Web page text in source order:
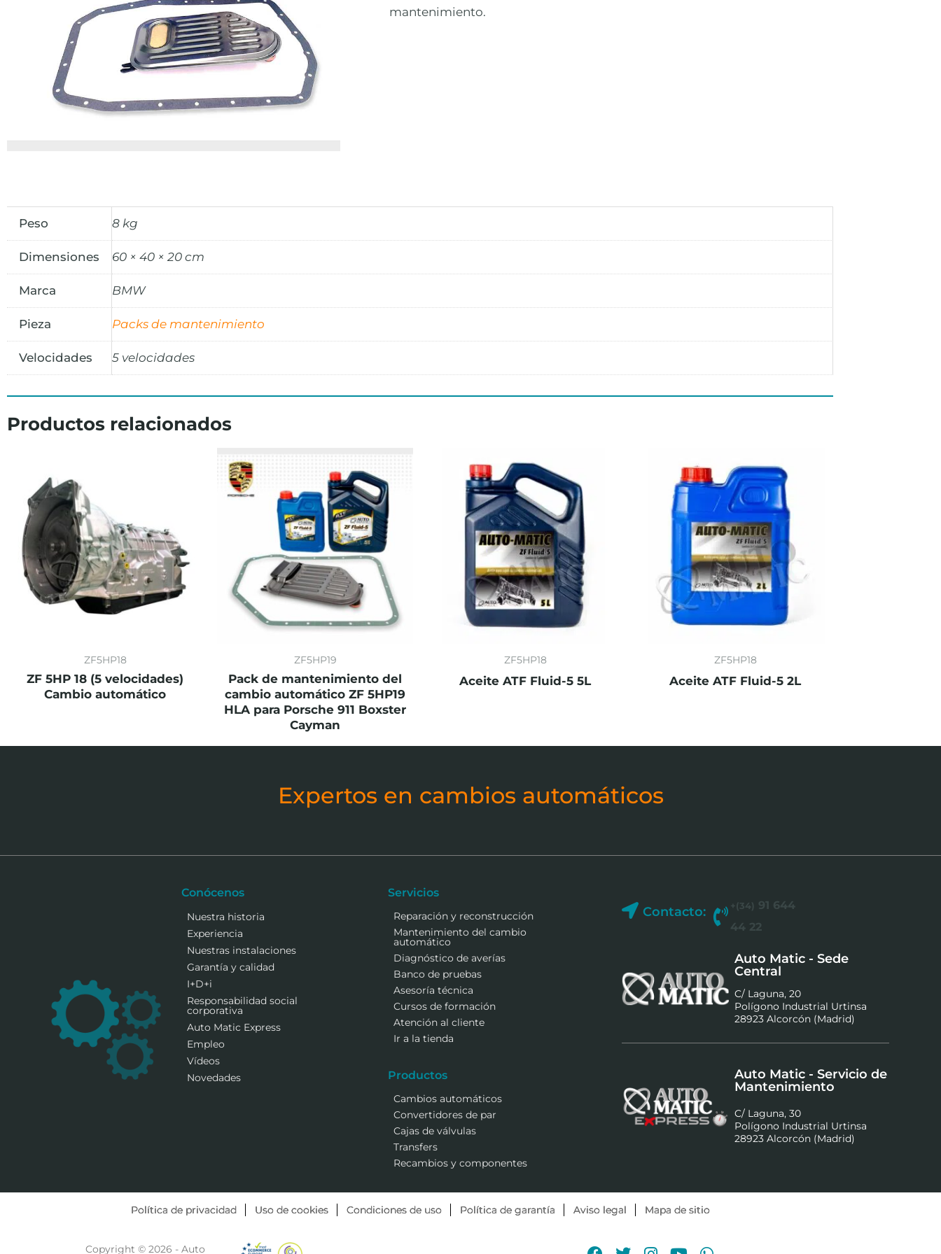
mantenimiento.
Peso 8 kg
Dimensiones 60 × 40 × 20 cm
Marca BMW
Pieza Packs de mantenimiento
Velocidades 5 velocidades
Productos relacionados
ZF5HP18
ZF 5HP 18 (5 velocidades)
Cambio automático
ZF5HP19
Pack de mantenimiento del
cambio automático ZF 5HP19
HLA para Porsche 911 Boxster
Cayman
ZF5HP18
Aceite ATF Fluid-5 5L
ZF5HP18
Aceite ATF Fluid-5 2L
Expertos en cambios automáticos
Conócenos
Nuestra historia
Experiencia
Nuestras instalaciones
Garantía y calidad
I+D+i
Responsabilidad social
corporativa
Auto Matic Express
Empleo
Vídeos
Novedades
Servicios
Reparación y reconstrucción
Mantenimiento del cambio
automático
Diagnóstico de averías
Banco de pruebas
Asesoría técnica
Cursos de formación
Atención al cliente
Ir a la tienda
Productos
Cambios automáticos
Convertidores de par
Cajas de válvulas
Transfers
Recambios y componentes
Contacto: +(34)
91 644
44 22
Auto Matic - Sede
Central
C/ Laguna, 20
Polígono Industrial Urtinsa
28923 Alcorcón (Madrid)
Auto Matic - Servicio de
Mantenimiento
C/ Laguna, 30
Polígono Industrial Urtinsa
28923 Alcorcón (Madrid)
Política de privacidad Uso de cookies Condiciones de uso Política de garantía Aviso legal Mapa de sitio
Copyright © 2026 - Auto Facebook
TwitterInstagram
YoutubeWhatsapp